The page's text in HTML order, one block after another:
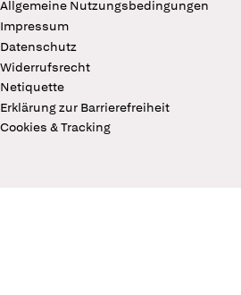
Allgemeine Nutzungsbedingungen
Impressum
Datenschutz
Widerrufsrecht
Netiquette
Erklärung zur Barrierefreiheit
Cookies & Tracking